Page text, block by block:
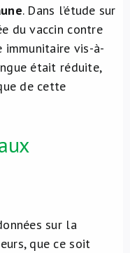
. Dans l’étude sur
du vaccin contre
immunitaire vis-à-
était réduite,
de cette
sur la
que ce soit